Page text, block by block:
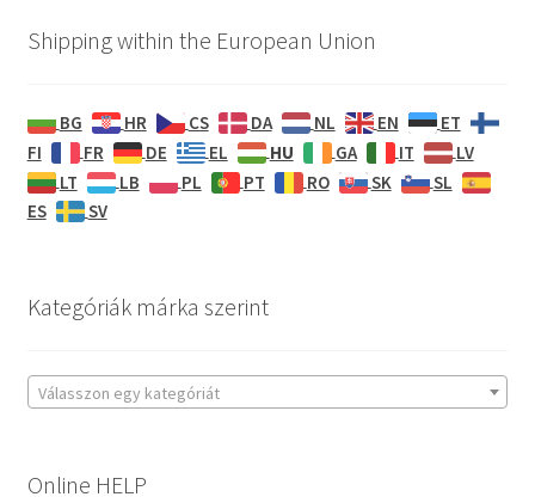
Shipping within the European Union
BG HR CS DA NL EN
ET
FI
FR DE EL HU GA IT
LV
LT
LB PL PT RO SK
SL
ES
SV
Kategóriák márka szerint
Válasszon egy kategóriát
Online HELP